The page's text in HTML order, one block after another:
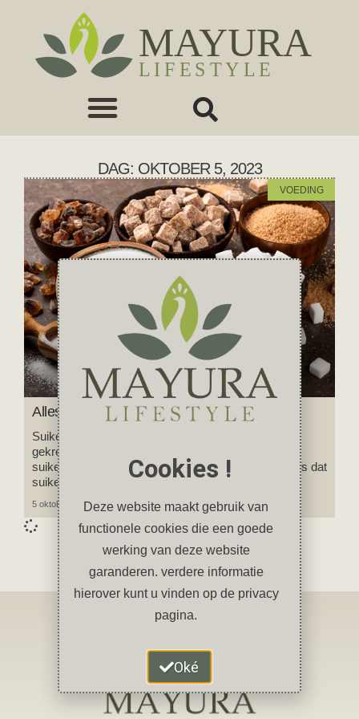
DAG: OKTOBER 5, 2023
VOEDING
Alles over suiker
Suiker heeft de laatste jaren een slechte reputatie
gekregen. Suiker is ongezond, suiker maakt je dik,
suiker is verslavend, sommige mensen zeggen zelfs dat
suiker vergif is!
5 oktober 2023 Geen reacties
Cookies !
Deze website maakt gebruik van
functionele cookies die een goede
werking van deze website
garanderen. verdere informatie
hierover kunt u vinden op de privacy
pagina.
Oké